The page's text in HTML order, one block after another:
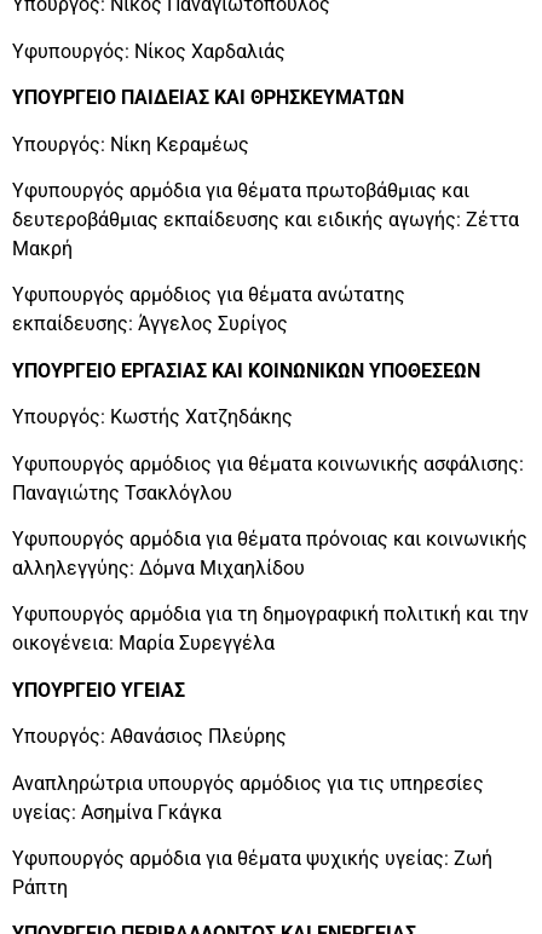
Υπουργός: Νίκος Παναγιωτόπουλος
Υφυπουργός: Νίκος Χαρδαλιάς
ΥΠΟΥΡΓΕΙΟ ΠΑΙΔΕΙΑΣ ΚΑΙ ΘΡΗΣΚΕΥΜΑΤΩΝ
Υπουργός: Νίκη Κεραμέως
Υφυπουργός αρμόδια για θέματα πρωτοβάθμιας και
δευτεροβάθμιας εκπαίδευσης και ειδικής αγωγής: Ζέττα
Μακρή
Υφυπουργός αρμόδιος για θέματα ανώτατης
εκπαίδευσης: Άγγελος Συρίγος
ΥΠΟΥΡΓΕΙΟ ΕΡΓΑΣΙΑΣ ΚΑΙ ΚΟΙΝΩΝΙΚΩΝ ΥΠΟΘΕΣΕΩΝ
Υπουργός: Κωστής Χατζηδάκης
Υφυπουργός αρμόδιος για θέματα κοινωνικής ασφάλισης:
Παναγιώτης Τσακλόγλου
Υφυπουργός αρμόδια για θέματα πρόνοιας και κοινωνικής
αλληλεγγύης: Δόμνα Μιχαηλίδου
Υφυπουργός αρμόδια για τη δημογραφική πολιτική και την
οικογένεια: Μαρία Συρεγγέλα
ΥΠΟΥΡΓΕΙΟ ΥΓΕΙΑΣ
Υπουργός: Αθανάσιος Πλεύρης
Αναπληρώτρια υπουργός αρμόδιος για τις υπηρεσίες
υγείας: Ασημίνα Γκάγκα
Υφυπουργός αρμόδια για θέματα ψυχικής υγείας: Ζωή
Ράπτη